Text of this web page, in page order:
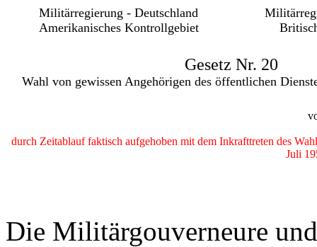
Militärregierung - Deutschland
Amerikanisches Kontrollgebiet
Gesetz Nr. 20
Wahl von gewissen Angehörigen des öffentlichen
durch Zeitablauf faktisch aufgehoben mit dem Inkrafttreten des
Juli
Die Militärgouverneure